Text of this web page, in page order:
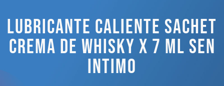
LUBRICANTE CALIENTE SACHET
CREMA DE WHISKY X 7 ML SEN
INTIMO